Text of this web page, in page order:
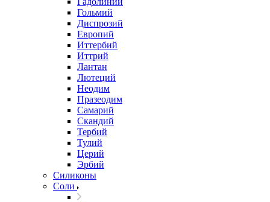
Гольмий
Диспрозий
Европий
Иттербий
Иттрий
Лантан
Лютеций
Неодим
Празеодим
Самарий
Скандий
Тербий
Тулий
Церий
Эрбий
Силиконы
Соли